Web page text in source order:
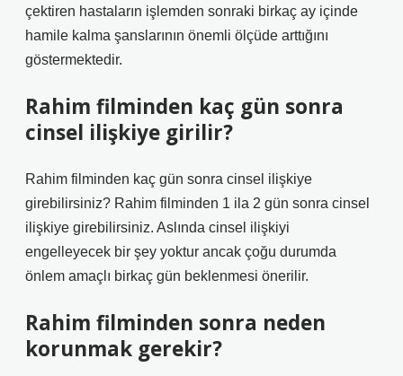
çektiren hastaların işlemden sonraki birkaç ay içinde
hamile kalma şanslarının önemli ölçüde arttığını
göstermektedir.
Rahim filminden kaç gün sonra
cinsel ilişkiye girilir?
Rahim filminden kaç gün sonra cinsel ilişkiye
girebilirsiniz? Rahim filminden 1 ila 2 gün sonra cinsel
ilişkiye girebilirsiniz. Aslında cinsel ilişkiyi
engelleyecek bir şey yoktur ancak çoğu durumda
önlem amaçlı birkaç gün beklenmesi önerilir.
Rahim filminden sonra neden
korunmak gerekir?